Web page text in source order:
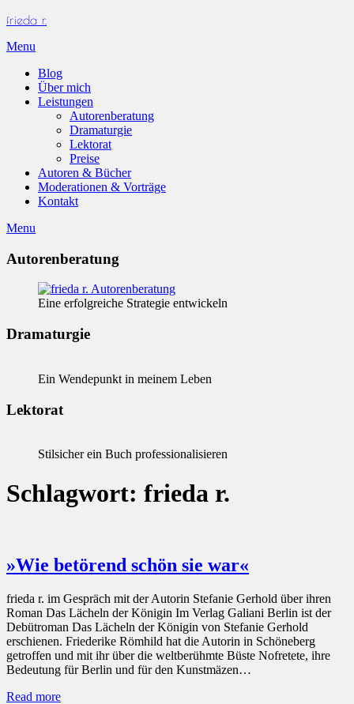
Skip
content
frieda r.
Menu
Blog
Über mich
Leistungen
Autorenberatung
Dramaturgie
Lektorat
Preise
Autoren & Bücher
Moderationen & Vorträge
Kontakt
Menu
Autorenberatung
Eine erfolgreiche Strategie entwickeln
Dramaturgie
Ein Wendepunkt in meinem Leben
Lektorat
Stilsicher ein Buch professionalisieren
Schlagwort: frieda r.
»Wie betörend schön sie war«
frieda r. im Gespräch mit der Autorin Stefanie Gerhold über ihren
Roman Das Lächeln der Königin Im Verlag Galiani Berlin ist der
Debütroman Das Lächeln der Königin von Stefanie Gerhold
erschienen. Friederike Römhild hat die Autorin in Schöneberg
getroffen und mit ihr über die weltberühmte Büste Nofretete, ihre
Bedeutung für Berlin und für den Kunstmäzen…
Read more